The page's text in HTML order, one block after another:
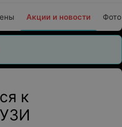
Акции и новости
к